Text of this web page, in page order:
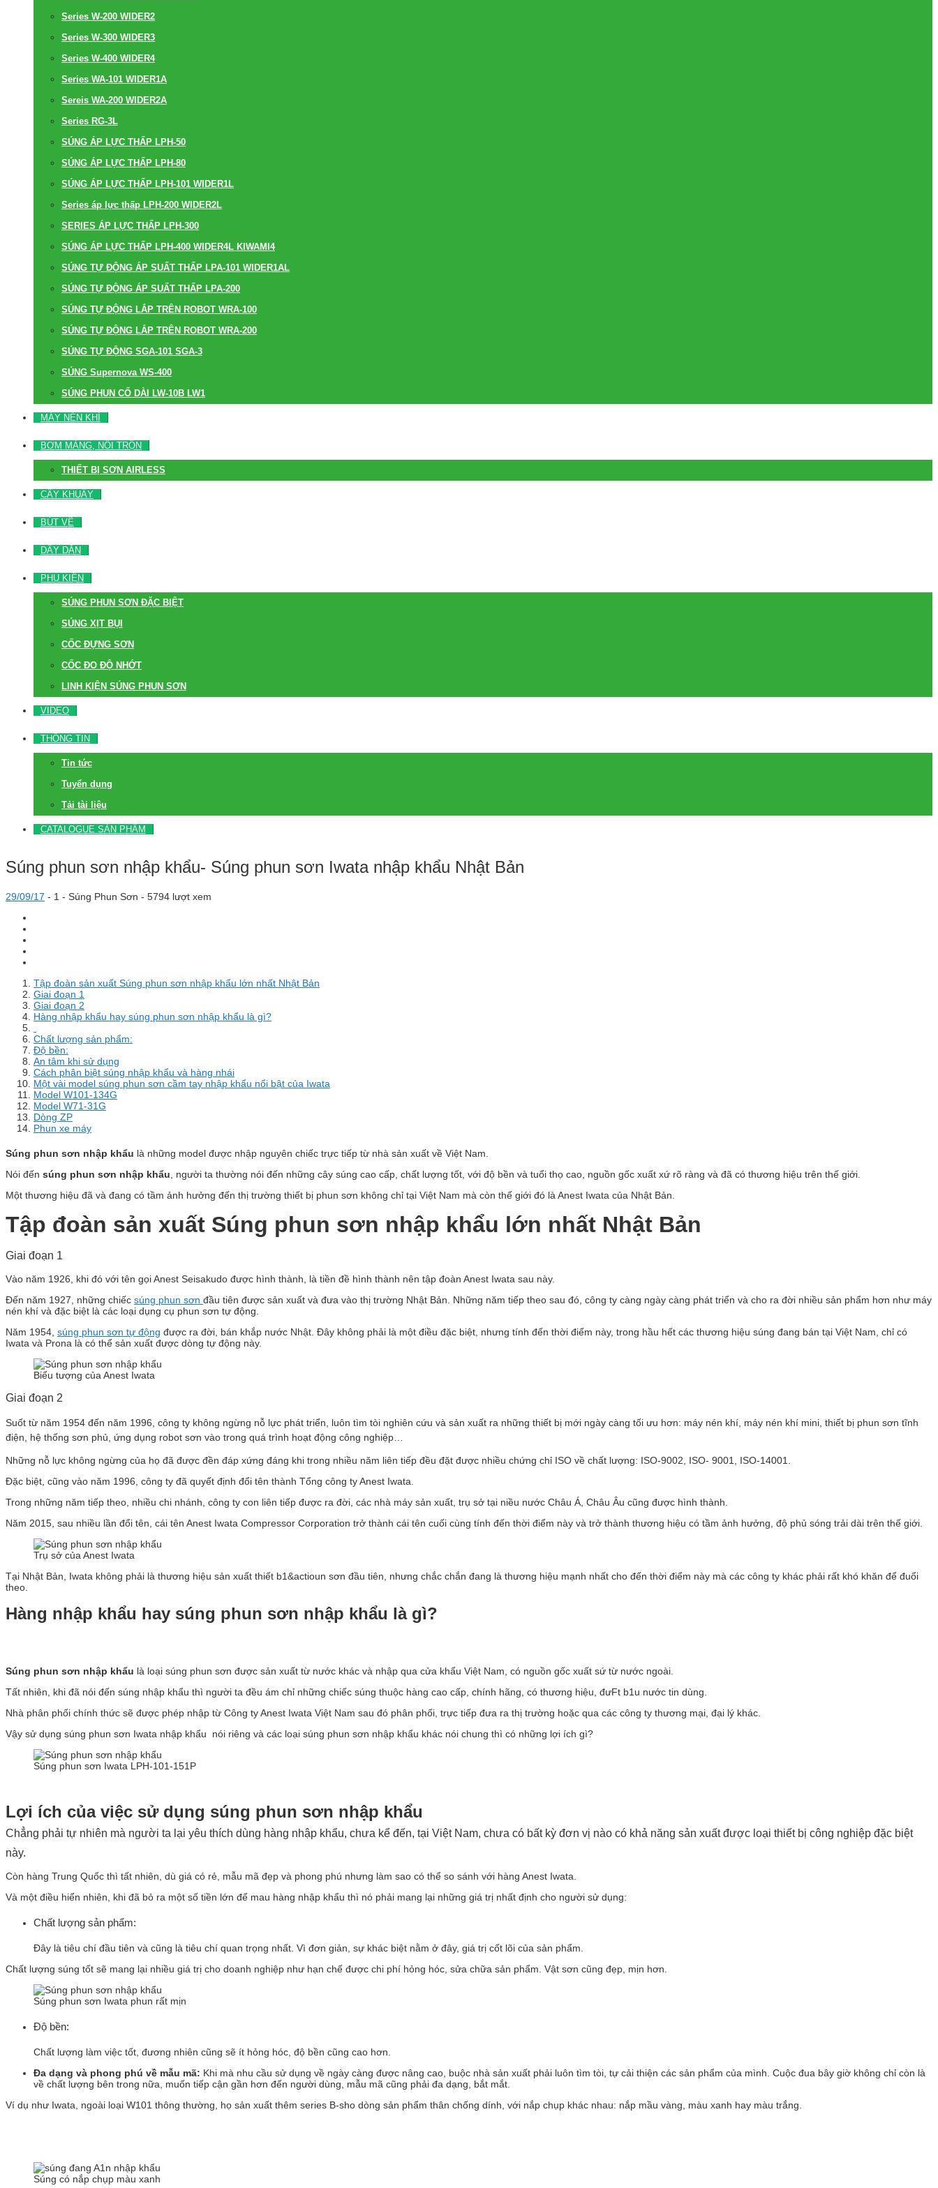
Series W-200 WIDER2
Series W-300 WIDER3
Series W-400 WIDER4
Series WA-101 WIDER1A
Sereis WA-200 WIDER2A
Series RG-3L
SÚNG ÁP LỰC THẤP LPH-50
SÚNG ÁP LỰC THẤP LPH-80
SÚNG ÁP LỰC THẤP LPH-101 WIDER1L
Series áp lực thấp LPH-200 WIDER2L
SERIES ÁP LỰC THẤP LPH-300
SÚNG ÁP LỰC THẤP LPH-400 WIDER4L KIWAMI4
SÚNG TỰ ĐỘNG ÁP SUẤT THẤP LPA-101 WIDER1AL
SÚNG TỰ ĐỘNG ÁP SUẤT THẤP LPA-200
SÚNG TỰ ĐỘNG LẮP TRÊN ROBOT WRA-100
SÚNG TỰ ĐỘNG LẮP TRÊN ROBOT WRA-200
SÚNG TỰ ĐỘNG SGA-101 SGA-3
SÚNG Supernova WS-400
SÚNG PHUN CỔ DÀI LW-10B LW1
MÁY NÉN KHÍ
BƠM MÀNG, NỒI TRỘN
THIẾT BỊ SƠN AIRLESS
CÂY KHUẤY
BÚT VẼ
DÂY DẪN
PHỤ KIỆN
SÚNG PHUN SƠN ĐẶC BIỆT
SÚNG XỊT BỤI
CỐC ĐỰNG SƠN
CỐC ĐO ĐỘ NHỚT
LINH KIỆN SÚNG PHUN SƠN
VIDEO
THÔNG TIN
Tin tức
Tuyển dụng
Tải tài liệu
CATALOGUE SẢN PHẨM
Súng phun sơn nhập khẩu- Súng phun sơn Iwata nhập khẩu Nhật Bản
29/09/17 - 1 - Súng Phun Sơn - 5794 lượt xem
Tập đoàn sản xuất Súng phun sơn nhập khẩu lớn nhất Nhật Bản
Giai đoạn 1
Giai đoạn 2
Hàng nhập khẩu hay súng phun sơn nhập khẩu là gì?
Chất lượng sản phẩm:
Độ bền:
An tâm khi sử dụng
Cách phân biệt súng nhập khẩu và hàng nhái
Một vài model súng phun sơn cầm tay nhập khẩu nổi bật của Iwata
Model W101-134G
Model W71-31G
Dòng ZP
Phun xe máy
Súng phun sơn nhập khẩu là những model được nhập nguyên chiếc trực tiếp từ nhà sản xuất về Việt Nam.
Nói đến súng phun sơn nhập khẩu , người ta thường nói đến những cây súng cao cấp, chất lượng tốt, với độ bền và tuổi thọ cao, nguồn gốc xuất xứ rõ ràng và đã có thương hiệu trên thế giới.
Một thương hiệu đã và đang có tầm ảnh hưởng đến thị trường thiết bị phun sơn không chỉ tại Việt Nam mà còn thế giới đó là Anest Iwata của Nhật Bản.
Tập đoàn sản xuất Súng phun sơn nhập khẩu lớn nhất Nhật Bản
Giai đoạn 1
Vào năm 1926, khi đó với tên gọi Anest Seisakudo được hình thành, là tiền đề hình thành nên tập đoàn Anest Iwata sau này.
Đến năm 1927, những chiếc súng phun sơn đầu tiên được sản xuất và đưa vào thị trường Nhật Bản. Những năm tiếp theo sau đó, công ty càng ngày càng phát triển và cho ra đời nhiều sản phẩm hơn như máy
nén khí và đặc biệt là các loại dụng cụ phun sơn tự động.
Năm 1954, súng phun sơn tự động được ra đời, bán khắp nước Nhật. Đây không phải là một điều đặc biệt, nhưng tính đến thời điểm này, trong hầu hết các thương hiệu súng đang bán tại Việt Nam, chỉ có
Iwata và Prona là có thể sản xuất được dòng tự động này.
Biểu tượng của Anest Iwata
Giai đoạn 2
Suốt từ năm 1954 đến năm 1996, công ty không ngừng nỗ lực phát triển, luôn tìm tòi nghiên cứu và sản xuất ra những thiết bị mới ngày càng tối ưu hơn: máy nén khí, máy nén khí mini, thiết bị phun sơn tĩnh
điện, hệ thống sơn phủ, ứng dụng robot sơn vào trong quá trình hoạt động công nghiệp…
Những nỗ lực không ngừng của họ đã được đền đáp xứng đáng khi trong nhiều năm liên tiếp đều đặt được nhiều chứng chỉ ISO về chất lượng: ISO-9002, ISO- 9001, ISO-14001.
Đặc biệt, cũng vào năm 1996, công ty đã quyết định đổi tên thành Tổng công ty Anest Iwata.
Trong những năm tiếp theo, nhiều chi nhánh, công ty con liên tiếp được ra đời, các nhà máy sản xuất, trụ sở tại niều nước Châu Á, Châu Âu cũng được hình thành.
Năm 2015, sau nhiều lần đổi tên, cái tên Anest Iwata Compressor Corporation trở thành cái tên cuối cùng tính đến thời điểm này và trở thành thương hiệu có tầm ảnh hưởng, độ phủ sóng trải dài trên thế giới.
Trụ sở của Anest Iwata
Tại Nhật Bản, Iwata không phải là thương hiệu sản xuất thiết b1&actioun sơn đầu tiên, nhưng chắc chắn đang là thương hiệu mạnh nhất cho đến thời điểm này mà các công ty khác phải rất khó khăn để đuổi
theo.
Hàng nhập khẩu hay súng phun sơn nhập khẩu là gì?
Súng phun sơn nhập khẩu là loại súng phun sơn được sản xuất từ nước khác và nhập qua cửa khẩu Việt Nam, có nguồn gốc xuất sứ từ nước ngoài.
Tất nhiên, khi đã nói đến súng nhập khẩu thì người ta đều ám chỉ những chiếc súng thuộc hàng cao cấp, chính hãng, có thương hiệu, đưFt b1u nước tin dùng.
Nhà phân phối chính thức sẽ được phép nhập từ Công ty Anest Iwata Việt Nam sau đó phân phối, trực tiếp đưa ra thị trường hoặc qua các công ty thương mại, đại lý khác.
Vậy sử dụng súng phun sơn Iwata nhập khẩu nói riêng và các loại súng phun sơn nhập khẩu khác nói chung thì có những lợi ích gì?
Súng phun sơn Iwata LPH-101-151P
Lợi ích của việc sử dụng súng phun sơn nhập khẩu
Chẳng phải tự nhiên mà người ta lại yêu thích dùng hàng nhập khẩu, chưa kể đến, tại Việt Nam, chưa có bất kỳ đơn vị nào có khả năng sản xuất được loại thiết bị công nghiệp đặc biệt
này.
Còn hàng Trung Quốc thì tất nhiên, dù giá có rẻ, mẫu mã đẹp và phong phú nhưng làm sao có thể so sánh với hàng Anest Iwata.
Và một điều hiển nhiên, khi đã bỏ ra một số tiền lớn để mau hàng nhập khẩu thì nó phải mang lại những giá trị nhất định cho người sử dụng:
Chất lượng sản phẩm:
Đây là tiêu chí đầu tiên và cũng là tiêu chí quan trọng nhất. Vì đơn giản, sự khác biệt nằm ở đây, giá trị cốt lõi của sản phẩm.
Chất lượng súng tốt sẽ mang lại nhiều giá trị cho doanh nghiệp như hạn chế được chi phí hỏng hóc, sửa chữa sản phẩm. Vật sơn cũng đẹp, mịn hơn.
Súng phun sơn Iwata phun rất mịn
Độ bền:
Chất lượng làm việc tốt, đương nhiên cũng sẽ ít hỏng hóc, độ bền cũng cao hơn.
Đa dạng và phong phú về mẫu mã: Khi mà nhu cầu sử dụng về ngày càng được nâng cao, buộc nhà sản xuất phải luôn tìm tòi, tự cải thiện các sản phẩm của mình. Cuộc đua bây giờ không chỉ còn là
về chất lượng bên trong nữa, muốn tiếp cận gần hơn đến người dùng, mẫu mã cũng phải đa dạng, bắt mắt.
Ví dụ như Iwata, ngoài loại W101 thông thường, họ sản xuất thêm series B-sho dòng sản phẩm thân chống dính, với nắp chụp khác nhau: nắp mầu vàng, màu xanh hay màu trắng.
Súng có nắp chụp màu xanh